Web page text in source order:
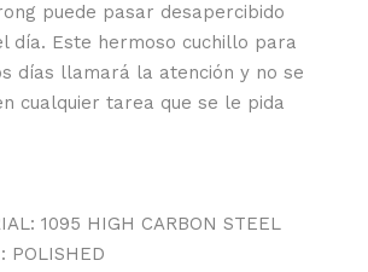
puede pasar desapercibido
día. Este hermoso cuchillo para
días llamará la atención y no se
cualquier tarea que se le pida
1095 HIGH CARBON STEEL
POLISHED